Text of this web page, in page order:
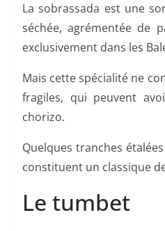
La sobrassada est une
séchée, agrémentée de
exclusivement dans les
Mais cette spécialité ne
fragiles, qui peuvent
chorizo.
Quelques tranches
constituent un classique
Le tumbet